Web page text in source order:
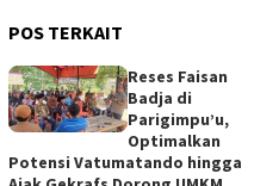
POS TERKAIT
Reses Faisan
Badja di
Parigimpu’u,
Optimalkan
Potensi Vatumatando hingga